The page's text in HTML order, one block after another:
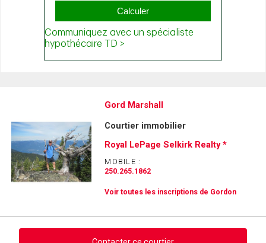
Gord Marshall
Courtier immobilier
Royal LePage Selkirk Realty *
MOBILE :
250.265.1862
Voir toutes les inscriptions de Gordon